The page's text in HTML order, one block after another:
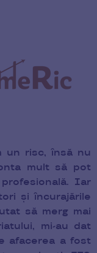
un risc, însă nu
mult să pot
Iar
și încurajările
să merg mai
mi-au dat
afacerea a fost